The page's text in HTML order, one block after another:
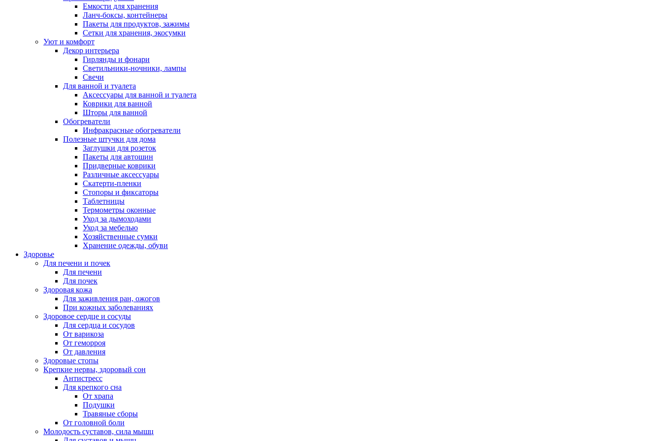
Емкости для хранения
Ланч-боксы, контейнеры
Пакеты для продуктов, зажимы
Сетки для хранения, экосумки
Уют и комфорт
Декор интерьера
Гирлянды и фонари
Светильники-ночники, лампы
Свечи
Для ванной и туалета
Аксессуары для ванной и туалета
Коврики для ванной
Шторы для ванной
Обогреватели
Инфракрасные обогреватели
Полезные штучки для дома
Заглушки для розеток
Пакеты для автошин
Придверные коврики
Различные аксессуары
Скатерти-пленки
Стопоры и фиксаторы
Таблетницы
Термометры оконные
Уход за дымоходами
Уход за мебелью
Хозяйственные сумки
Хранение одежды, обуви
Здоровье
Для печени и почек
Для печени
Для почек
Здоровая кожа
Для заживления ран, ожогов
При кожных заболеваниях
Здоровое сердце и сосуды
Для сердца и сосудов
От варикоза
От геморроя
От давления
Здоровые стопы
Крепкие нервы, здоровый сон
Антистресс
Для крепкого сна
От храпа
Подушки
Травяные сборы
От головной боли
Молодость суставов, сила мышц